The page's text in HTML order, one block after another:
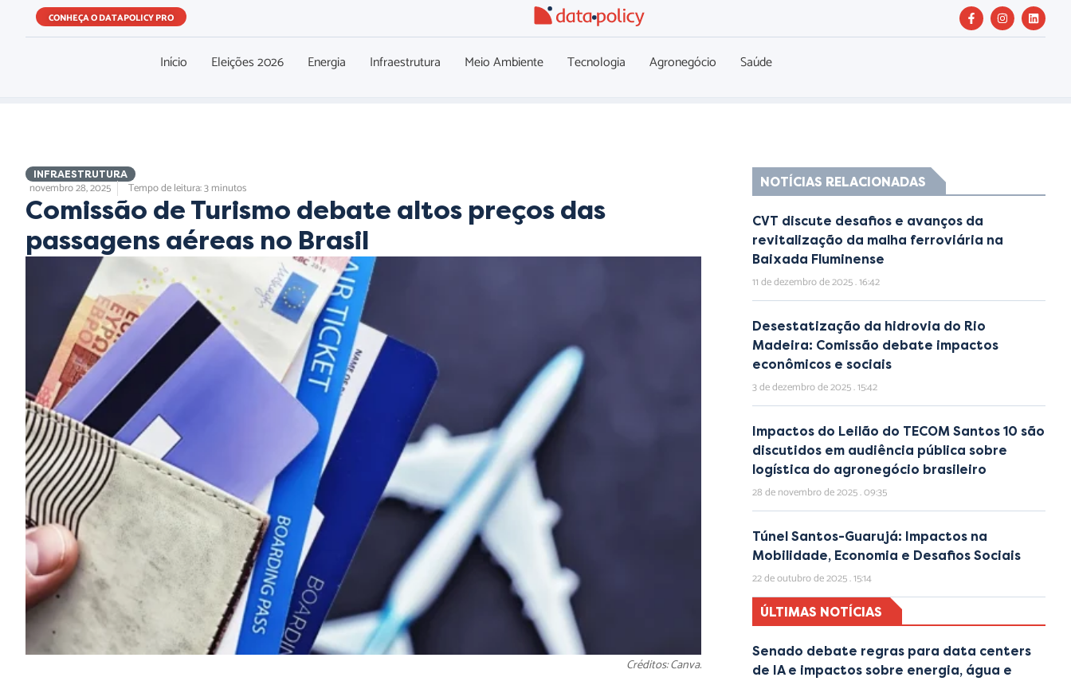
CONHEÇA O DATAPOLICY PRO
Início Eleições 2026 Energia Infraestrutura Meio Ambiente Tecnologia Agronegócio Saúde
INFRAESTRUTURA
novembro 28, 2025 Tempo de leitura: 3 minutos
Comissão de Turismo debate altos preços das
passagens aéreas no Brasil
Créditos: Canva.
NOTÍCIAS RELACIONADAS
CVT discute desafios e avanços da
revitalização da malha ferroviária na
Baixada Fluminense
11 de dezembro de 2025 16:42
Desestatização da hidrovia do Rio
Madeira: Comissão debate impactos
econômicos e sociais
3 de dezembro de 2025 15:42
Impactos do Leilão do TECOM Santos 10 são
discutidos em audiência pública sobre
logística do agronegócio brasileiro
28 de novembro de 2025 09:35
Túnel Santos-Guarujá: Impactos na
Mobilidade, Economia e Desafios Sociais
22 de outubro de 2025 15:14
ÚLTIMAS NOTÍCIAS
Senado debate regras para data centers
de IA e impactos sobre energia, água e